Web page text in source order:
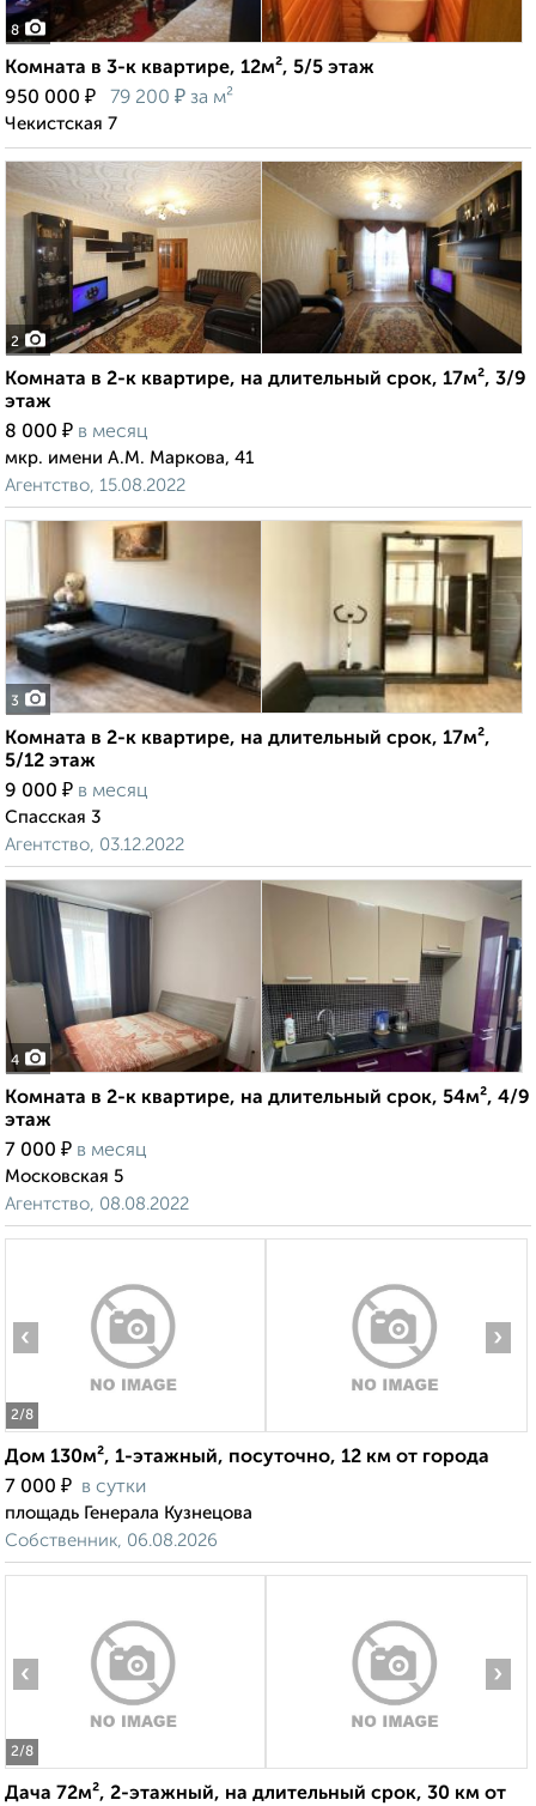
8
Комната в 3-к квартире, 12м², 5/5 этаж
950 000 ₽ 79 200 ₽ за м²
Чекистская 7
2
Комната в 2-к квартире, на длительный срок, 17м², 3/9
этаж
8 000 ₽ в месяц
мкр. имени А.М. Маркова, 41
Агентство, 15.08.2022
3
Комната в 2-к квартире, на длительный срок, 17м²,
5/12 этаж
9 000 ₽ в месяц
Спасская 3
Агентство, 03.12.2022
4
Комната в 2-к квартире, на длительный срок, 54м², 4/9
этаж
7 000 ₽ в месяц
Московская 5
Агентство, 08.08.2022
2/8
‹ ›
Дом 130м², 1-этажный, посуточно, 12 км от города
7 000 ₽ в сутки
площадь Генерала Кузнецова
Собственник, 06.08.2026
2/8
‹ ›
Дача 72м², 2-этажный, на длительный срок, 30 км от